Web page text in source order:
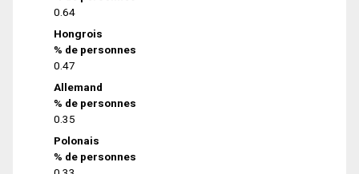
0.64
Hongrois
% de personnes
0.47
Allemand
% de personnes
0.35
Polonais
% de personnes